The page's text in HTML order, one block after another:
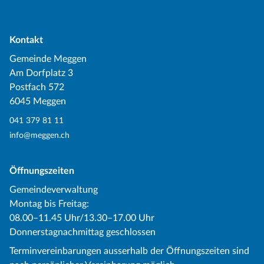
Kontakt
Gemeinde Meggen
Am Dorfplatz 3
Postfach 572
6045 Meggen
041 379 81 11
info@meggen.ch
Öffnungszeiten
Gemeindeverwaltung
Montag bis Freitag:
08.00–11.45 Uhr/13.30–17.00 Uhr
Donnerstagnachmittag geschlossen
Terminvereinbarungen ausserhalb der Öffnungszeiten sind